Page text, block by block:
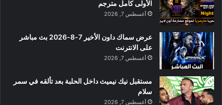
الأولى كامل مترجم
أغسطس 7, 2026
عرض سماك داون الأخير 7-8-2026 بث مباشر
على الانترنت
أغسطس 7, 2026
مستقبل نيك نيميث داخل الحلبة بعد تألقه في سمر
سلام
أغسطس 7, 2026